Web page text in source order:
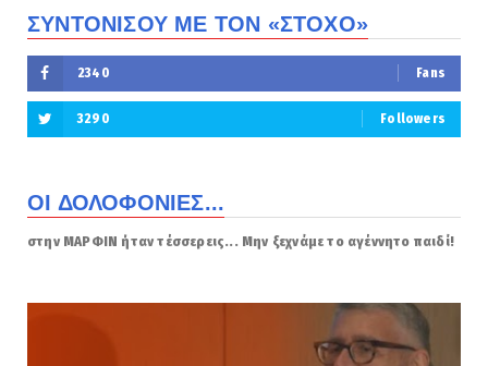
ΣΥΝΤΟΝΙΣΟΥ ΜΕ ΤΟΝ «ΣΤΟΧΟ»
2340 Fans
3290 Followers
ΟΙ ΔΟΛΟΦΟΝΙΕΣ...
στην ΜΑΡΦΙΝ ήταν τέσσερεις... Μην ξεχνάμε το αγέννητο παιδί!